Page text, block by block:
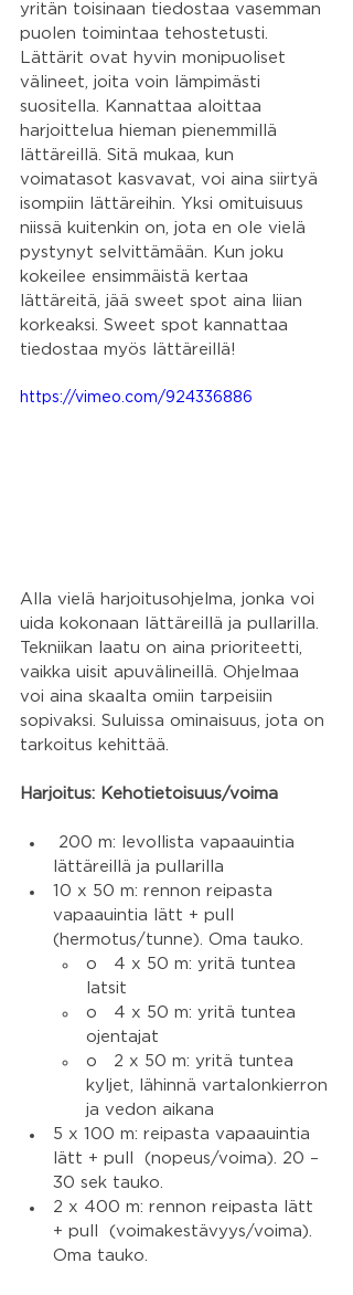
yritän toisinaan tiedostaa vasemman
puolen toimintaa tehostetusti.
Lättärit ovat hyvin monipuoliset
välineet, joita voin lämpimästi
suositella. Kannattaa aloittaa
harjoittelua hieman pienemmillä
lättäreillä. Sitä mukaa, kun
voimatasot kasvavat, voi aina siirtyä
isompiin lättäreihin. Yksi omituisuus
niissä kuitenkin on, jota en ole vielä
pystynyt selvittämään. Kun joku
kokeilee ensimmäistä kertaa
lättäreitä, jää sweet spot aina liian
korkeaksi. Sweet spot kannattaa
tiedostaa myös lättäreillä!
https://vimeo.com/924336886
Alla vielä harjoitusohjelma, jonka voi
uida kokonaan lättäreillä ja pullarilla.
Tekniikan laatu on aina prioriteetti,
vaikka uisit apuvälineillä. Ohjelmaa
voi aina skaalta omiin tarpeisiin
sopivaksi. Suluissa ominaisuus, jota on
tarkoitus kehittää.
Harjoitus: Kehotietoisuus/voima
lättäreillä ja pullarilla
10 x 50 m: rennon reipasta
vapaauintia lätt + pull
(hermotus/tunne). Oma tauko.
o   4 x 50 m: yritä tuntea
latsit
o   4 x 50 m: yritä tuntea
ojentajat
o   2 x 50 m: yritä tuntea
kyljet, lähinnä vartalonkierron
ja vedon aikana
5 x 100 m: reipasta vapaauintia
lätt + pull  (nopeus/voima). 20 –
30 sek tauko.
2 x 400 m: rennon reipasta lätt
+ pull  (voimakestävyys/voima).
Oma tauko.